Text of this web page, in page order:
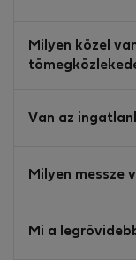
Milyen közel
Van az
Milyen messze
Mi a